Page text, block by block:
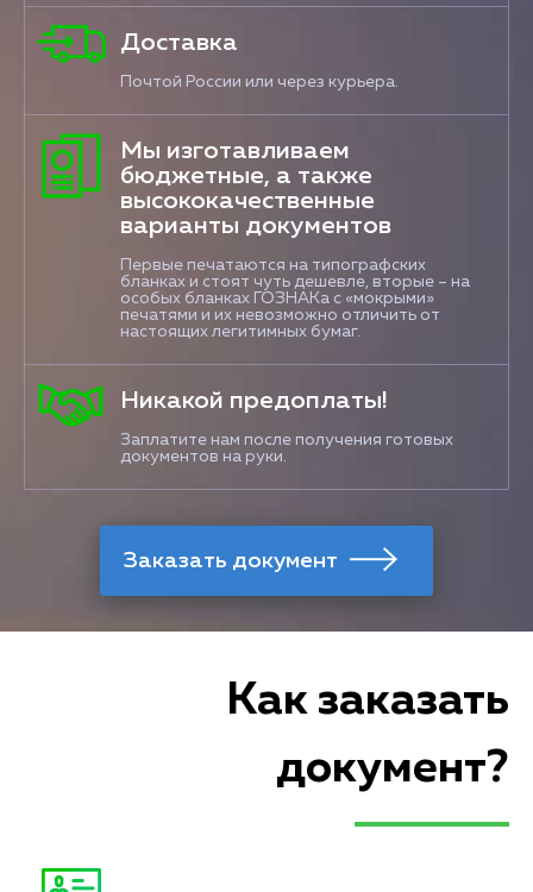
Доставка
Почтой России или через курьера.
Мы изготавливаем
бюджетные, а также
высококачественные
варианты документов
Первые печатаются на типографских
бланках и стоят чуть дешевле, вторые – на
особых бланках ГОЗНАКа с «мокрыми»
печатями и их невозможно отличить от
настоящих легитимных бумаг.
Никакой предоплаты!
Заплатите нам после получения готовых
документов на руки.
Как заказать
документ?